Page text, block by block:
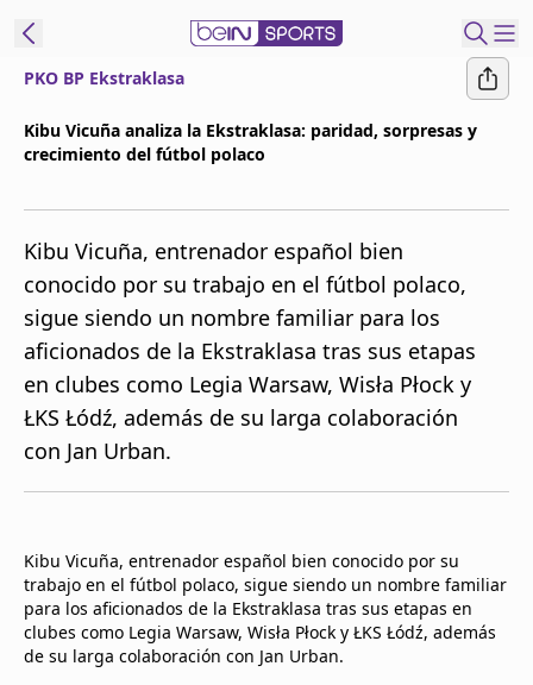
beIN XTRA
Administrar
notificaciones
Programación
Contáctanos
PKO BP Ekstraklasa
Kibu Vicuña analiza la Ekstraklasa: paridad, sorpresas y
crecimiento del fútbol polaco
Kibu Vicuña, entrenador español bien
conocido por su trabajo en el fútbol polaco,
sigue siendo un nombre familiar para los
aficionados de la Ekstraklasa tras sus etapas
en clubes como Legia Warsaw, Wisła Płock y
ŁKS Łódź, además de su larga colaboración
con Jan Urban.
Kibu Vicuña, entrenador español bien conocido por su
trabajo en el fútbol polaco, sigue siendo un nombre familiar
para los aficionados de la Ekstraklasa tras sus etapas en
clubes como Legia Warsaw, Wisła Płock y ŁKS Łódź, además
de su larga colaboración con Jan Urban.